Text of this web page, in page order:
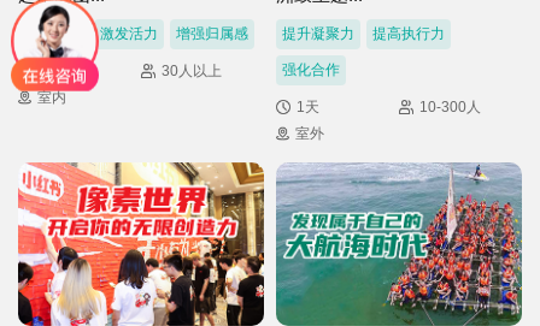
室内即玩 激发活力 增强归属感
2h
30人以上
室内
提升凝聚力 提高执行力
强化合作
1天
10-300人
室外